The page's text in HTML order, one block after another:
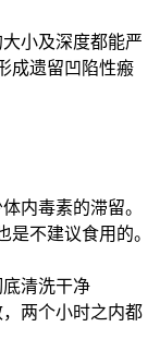
小及深度都能严
成遗留凹陷性瘢
内毒素的滞留。
不建议食用的。
清洗干净
两个小时之内都